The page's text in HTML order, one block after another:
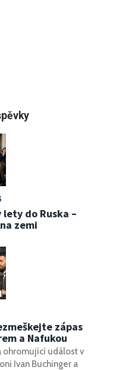
do Ruska –
zemi
zápas
a Nafukou
ohromující událost v
Ivan Buchinger a